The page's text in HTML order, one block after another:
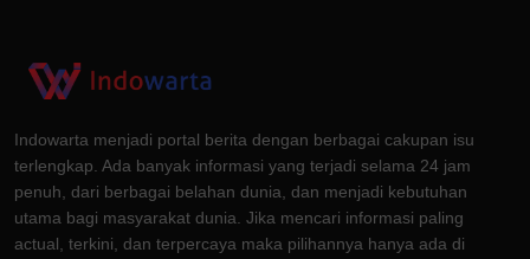
Indowarta menjadi portal berita dengan berbagai cakupan isu
terlengkap. Ada banyak informasi yang terjadi selama 24 jam
penuh, dari berbagai belahan dunia, dan menjadi kebutuhan
utama bagi masyarakat dunia. Jika mencari informasi paling
actual, terkini, dan terpercaya maka pilihannya hanya ada di